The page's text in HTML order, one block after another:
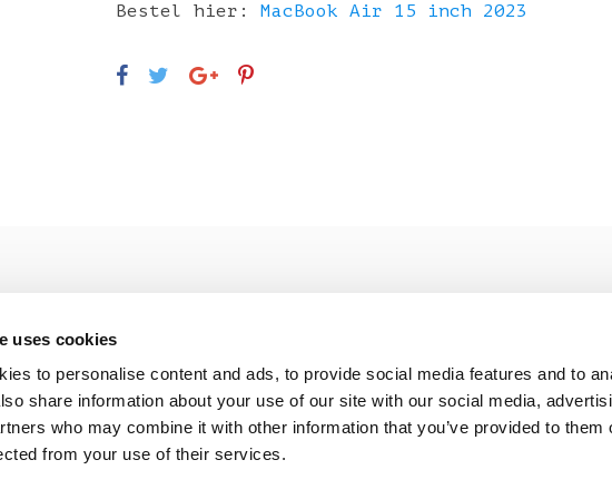
uses cookies
to personalise content and ads, to provide social media features and to
share information about your use of our site with our social media,
who may combine it with other information that you’ve provided to them
from your use of their services.
Bestel hier: MacBook Air 15 inch 2023